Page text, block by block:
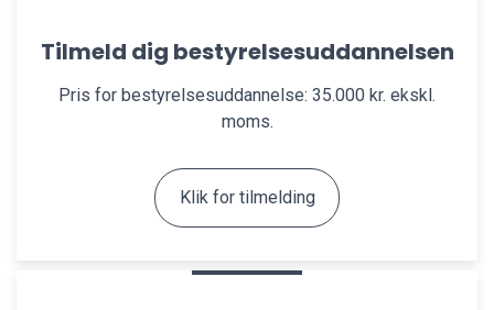
Tilmeld dig bestyrelsesuddannelsen
Pris for bestyrelsesuddannelse: 35.000 kr. ekskl.
moms.
Klik for tilmelding